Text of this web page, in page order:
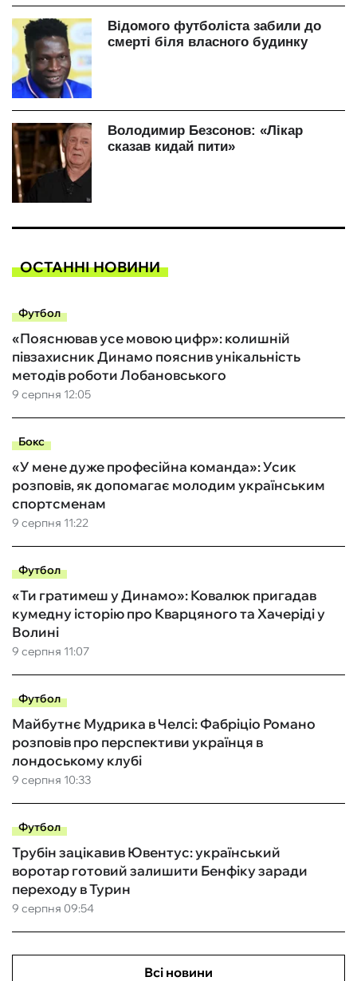
ОСТАННІ НОВИНИ
Футбол
9 серпня 12:05
«Пояснював усе мовою цифр»: колишній
півзахисник Динамо пояснив унікальність
методів роботи Лобановського
Бокс
9 серпня 11:22
«У мене дуже професійна команда»: Усик
розповів, як допомагає молодим українським
спортсменам
Футбол
9 серпня 11:07
«Ти гратимеш у Динамо»: Ковалюк пригадав
кумедну історію про Кварцяного та Хачеріді у
Волині
Футбол
9 серпня 10:33
Майбутнє Мудрика в Челсі: Фабріціо Романо
розповів про перспективи українця в
лондоському клубі
Футбол
9 серпня 09:54
Трубін зацікавив Ювентус: український
воротар готовий залишити Бенфіку заради
переходу в Турин
Всі новини